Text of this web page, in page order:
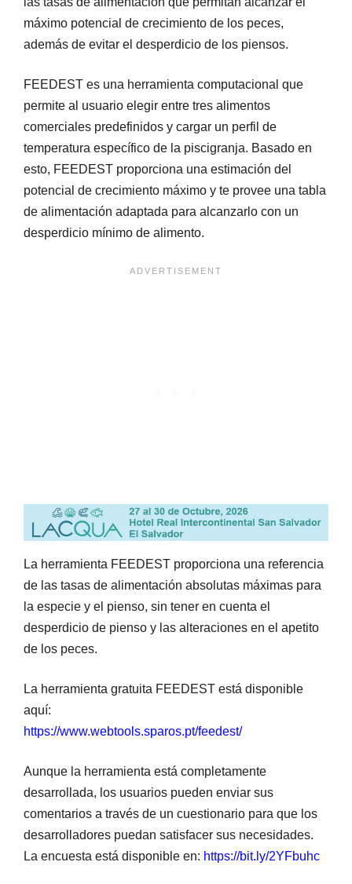
máximo potencial de crecimiento de los peces,
además de evitar el desperdicio de los piensos.
FEEDEST es una herramienta computacional que
permite al usuario elegir entre tres alimentos
comerciales predefinidos y cargar un perfil de
temperatura específico de la piscigranja. Basado en
esto, FEEDEST proporciona una estimación del
potencial de crecimiento máximo y te provee una tabla
de alimentación adaptada para alcanzarlo con un
desperdicio mínimo de alimento.
La herramienta FEEDEST proporciona una referencia
de las tasas de alimentación absolutas máximas para
la especie y el pienso, sin tener en cuenta el
desperdicio de pienso y las alteraciones en el apetito
de los peces.
La herramienta gratuita FEEDEST está disponible
aquí:
https://www.webtools.sparos.pt/feedest/
Aunque la herramienta está completamente
desarrollada, los usuarios pueden enviar sus
comentarios a través de un cuestionario para que los
desarrolladores puedan satisfacer sus necesidades.
La encuesta está disponible en: https://bit.ly/2YFbuhc